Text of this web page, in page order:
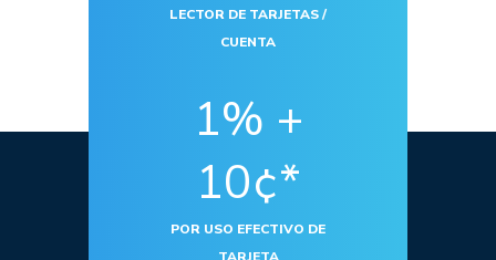
LECTOR DE TARJETAS /
CUENTA
1% +
10¢*
POR USO EFECTIVO DE
TARJETA